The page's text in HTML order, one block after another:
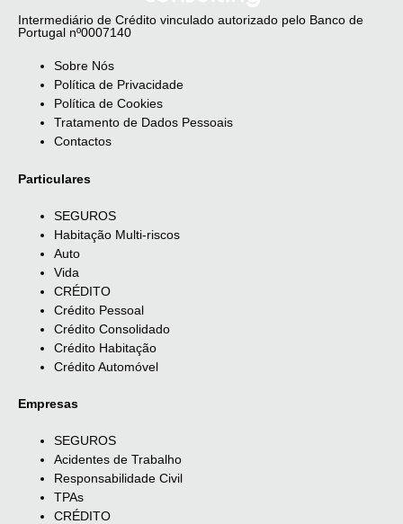
Intermediário de Crédito vinculado autorizado pelo Banco de
Portugal nº0007140
Sobre Nós
Política de Privacidade
Política de Cookies
Tratamento de Dados Pessoais
Contactos
Particulares
SEGUROS
Habitação Multi-riscos
Auto
Vida
CRÉDITO
Crédito Pessoal
Crédito Consolidado
Crédito Habitação
Crédito Automóvel
Empresas
SEGUROS
Acidentes de Trabalho
Responsabilidade Civil
TPAs
CRÉDITO